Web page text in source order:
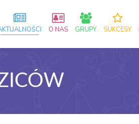
O NAS GRUPY SUKCESY